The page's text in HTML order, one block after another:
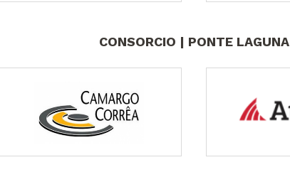
CONSORCIO | PONTE LAGUNA